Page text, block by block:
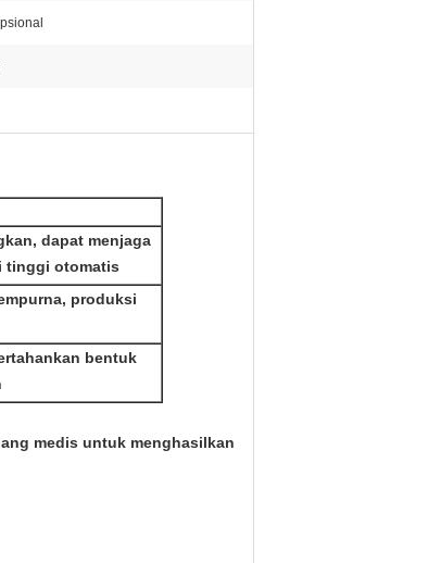
dapat menjaga
tinggi otomatis
produksi
bentuk
medis untuk menghasilkan